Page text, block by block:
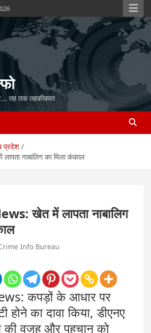
तह तक तहकीकात
प्रदेश
नाबालिग का मिला कंकाल
खेत में लापता नाबालिग
Info Bureau
कपड़ों के आधार पर
होने का दावा किया, डीएनए
की वजह और पहचान को